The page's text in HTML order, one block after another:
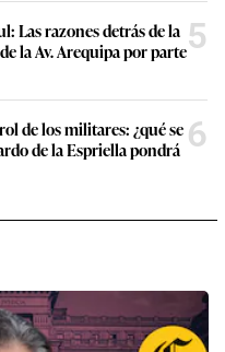
Las razones detrás de la
la Av. Arequipa por parte5
de los militares: ¿qué se
de la Espriella pondrá 6